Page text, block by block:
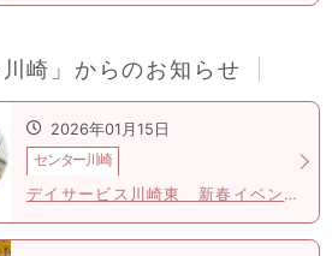
川崎」からのお知らせ
2026年01月15日
センター川崎
デイサービス川崎東 新春イベント！「笑う門には福来る」